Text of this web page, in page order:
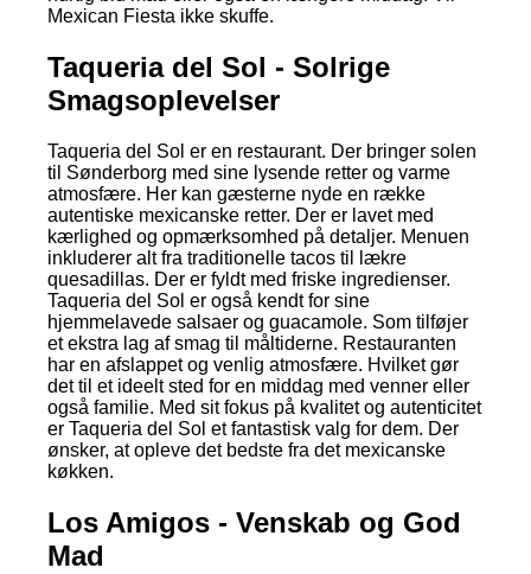
Mexican Fiesta ikke skuffe.
Taqueria del Sol - Solrige
Smagsoplevelser
Taqueria del Sol er en restaurant. Der bringer solen
til Sønderborg med sine lysende retter og varme
atmosfære. Her kan gæsterne nyde en række
autentiske mexicanske retter. Der er lavet med
kærlighed og opmærksomhed på detaljer. Menuen
inkluderer alt fra traditionelle tacos til lækre
quesadillas. Der er fyldt med friske ingredienser.
Taqueria del Sol er også kendt for sine
hjemmelavede salsaer og guacamole. Som tilføjer
et ekstra lag af smag til måltiderne. Restauranten
har en afslappet og venlig atmosfære. Hvilket gør
det til et ideelt sted for en middag med venner eller
også familie. Med sit fokus på kvalitet og autenticitet
er Taqueria del Sol et fantastisk valg for dem. Der
ønsker, at opleve det bedste fra det mexicanske
køkken.
Los Amigos - Venskab og God
Mad